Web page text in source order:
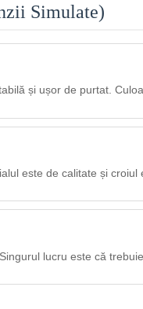
Simulate)
și ușor de purtat.
este de calitate și
lucru este că